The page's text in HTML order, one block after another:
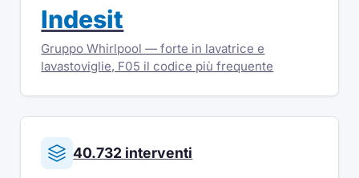
Indesit
Gruppo Whirlpool — forte in lavatrice e
lavastoviglie, F05 il codice più frequente
40.732 interventi